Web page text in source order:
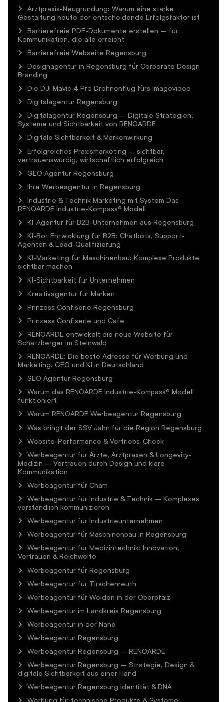
Arztpraxis-Neugründung: Warum eine starke
Gestaltung heute der entscheidende Erfolgsfaktor ist
Barrierefreie PDF-Dokumente erstellen – für
Kommunikation, die alle erreicht
Barrierefreie Webseite Regensburg
Designagentur in Regensburg für Corporate Design
Branding
Die DJI Mavic 4 Pro Drohnenflug fürs Imagevideo
Digitalagentur Regensburg
Digitalagentur Regensburg – Digitale Strategien,
Systeme und Sichtbarkeit von RENOARDE
Digitale Sichtbarkeit & Markenwirkung
Erfolgreiches Praxismarketing – sichtbar,
vertrauenswürdig, wirtschaftlich erfolgreich
GEO Agentur Regensburg
Ihre Werbeagentur in Regensburg
Industrie & Technik Marketing mit System Das
RENOARDE Industrie-Kompass® Modell
KI-Agentur für B2B-Unternehmen aus Regensburg
KI-Bot Entwicklung für B2B: Chatbots, Support-
Agenten & Lead-Qualifizierung
KI-Marketing für Maschinenbau: Komplexe Produkte
sichtbar machen
KI-Sichtbarkeit für Unternehmen
Kreativagentur für Marken
Prinzess Confiserie Regensburg
Prinzess Confiserie und Café
RENOARDE entwickelt die neue Website für
Schatzberger im Steinwald
RENOARDE: Die beste Adresse für Werbung und
Marketing, GEO und KI in Deutschland
SEO Agentur Regensburg
Warum das RENOARDE Industrie-Kompass® Modell
funktioniert
Warum RENOARDE Werbeagentur Regensburg
Was bringt der SSV Jahn für die Region Regensburg
Website-Performance & Vertriebs-Check
Werbeagentur für Ärzte, Arztpraxen & Longevity-
Medizin – Vertrauen durch Design und klare
Kommunikation
Werbeagentur für Cham
Werbeagentur für Industrie & Technik – Komplexes
verständlich kommunizieren
Werbeagentur für Industrieunternehmen
Werbeagentur für Maschinenbau in Regensburg
Werbeagentur für Medizintechnik: Innovation,
Vertrauen & Reichweite
Werbeagentur für Regensburg
Werbeagentur für Tirschenreuth
Werbeagentur für Weiden in der Oberpfalz
Werbeagentur im Landkreis Regensburg
Werbeagentur in der Nähe
Werbeagentur Regensburg
Werbeagentur Regensburg – RENOARDE
Werbeagentur Regensburg – Strategie, Design &
digitale Sichtbarkeit aus einer Hand
Werbeagentur Regensburg Identität & DNA